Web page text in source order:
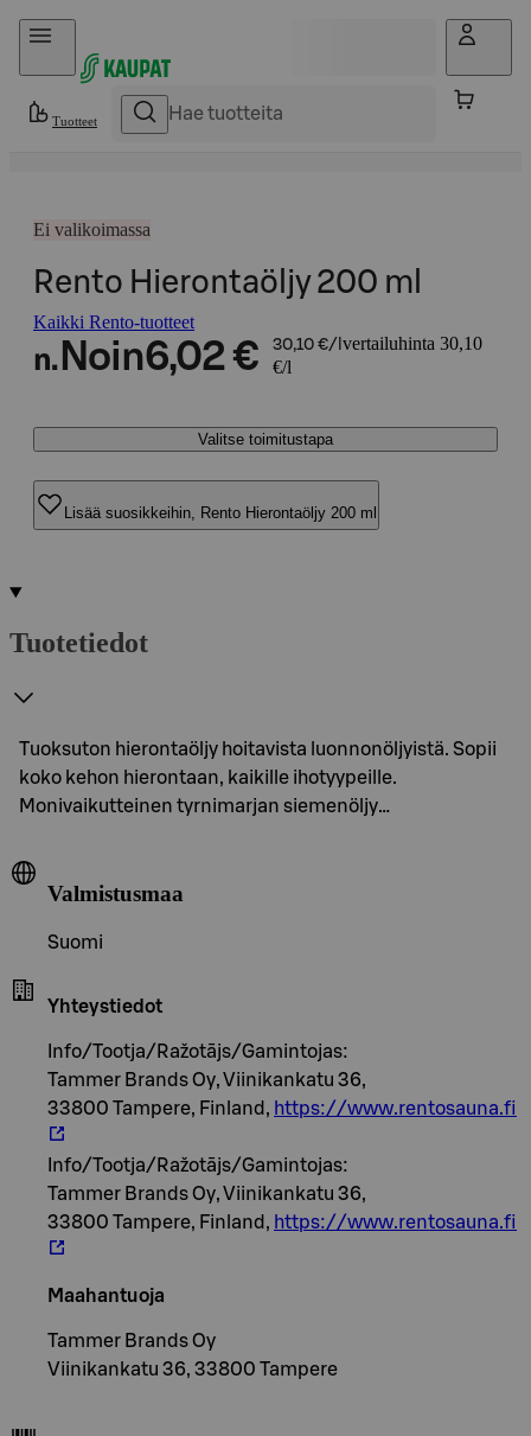
Hyppää sisältöön
Tuotteet
Ei valikoimassa
Rento Hierontaöljy 200 ml
Kaikki Rento-tuotteet
n. Noin6,02 € 30,10 €/l vertailuhinta 30,10
€/l
Valitse toimitustapa
Lisää suosikkeihin, Rento Hierontaöljy 200 ml
Tuotetiedot
Tuoksuton hierontaöljy hoitavista luonnonöljyistä. Sopii
koko kehon hierontaan, kaikille ihotyypeille.
Monivaikutteinen tyrnimarjan siemenöljy…
Valmistusmaa
Suomi
Yhteystiedot
Info/Tootja/Ražotājs/Gamintojas:
Tammer Brands Oy, Viinikankatu 36,
33800 Tampere, Finland, https://www.rentosauna.fi
Info/Tootja/Ražotājs/Gamintojas:
Tammer Brands Oy, Viinikankatu 36,
33800 Tampere, Finland, https://www.rentosauna.fi
Maahantuoja
Tammer Brands Oy
Viinikankatu 36, 33800 Tampere